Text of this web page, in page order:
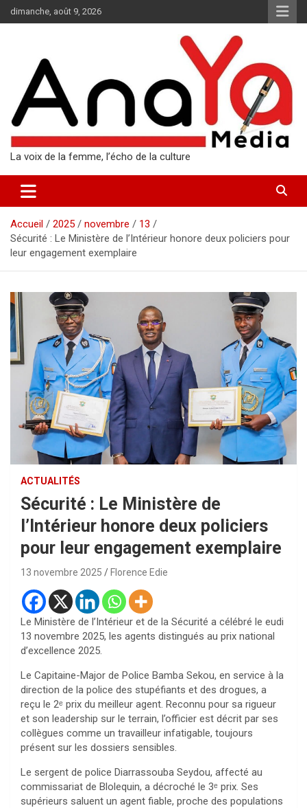
Aller
au
dimanche, août 9, 2026
La voix de la femme, l’écho de la culture
Accueil 2025 novembre
13
Sécurité : Le Ministère de l’Intérieur honore deux policiers pour
leur engagement exemplaire
ACTUALITÉS
Sécurité : Le Ministère de
l’Intérieur honore deux policiers
pour leur engagement exemplaire
13 novembre 2025 Florence Edie
Le Ministère de l’Intérieur et de la Sécurité a célébré le eudi
13 novembre 2025, les agents distingués au prix national
d’excellence 2025.
Le Capitaine-Major de Police Bamba Sekou, en service à la
direction de la police des stupéfiants et des drogues, a
reçu le 2ᵉ prix du meilleur agent. Reconnu pour sa rigueur
et son leadership sur le terrain, l’officier est décrit par ses
collègues comme un travailleur infatigable, toujours
présent sur les dossiers sensibles.
Le sergent de police Diarrassouba Seydou, affecté au
commissariat de Blolequin, a décroché le 3ᵉ prix. Ses
supérieurs saluent un agent fiable, proche des populations